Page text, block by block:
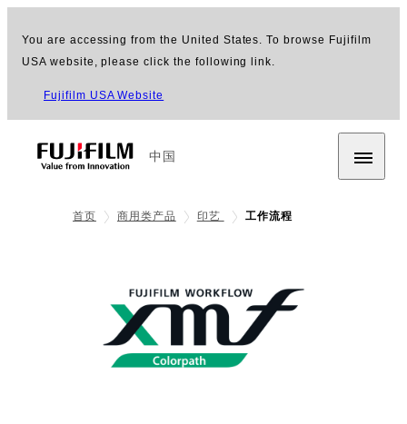
You are accessing from the United States. To browse Fujifilm
USA website, please click the following link.
Fujifilm USA Website
中国
首页 商用类产品 印艺 工作流程